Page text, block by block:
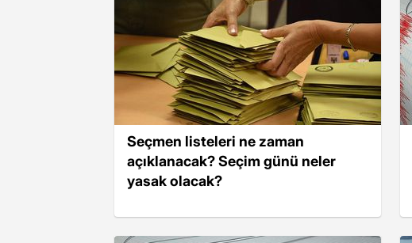
Seçmen listeleri ne zaman
açıklanacak? Seçim günü neler
yasak olacak?